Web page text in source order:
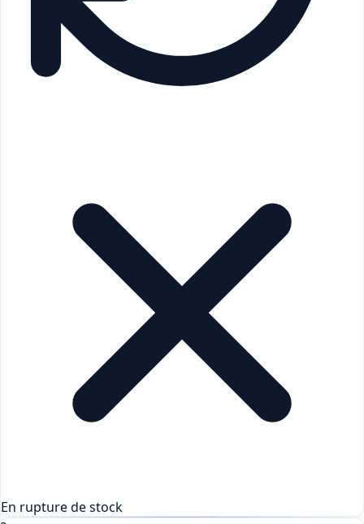
En rupture de stock